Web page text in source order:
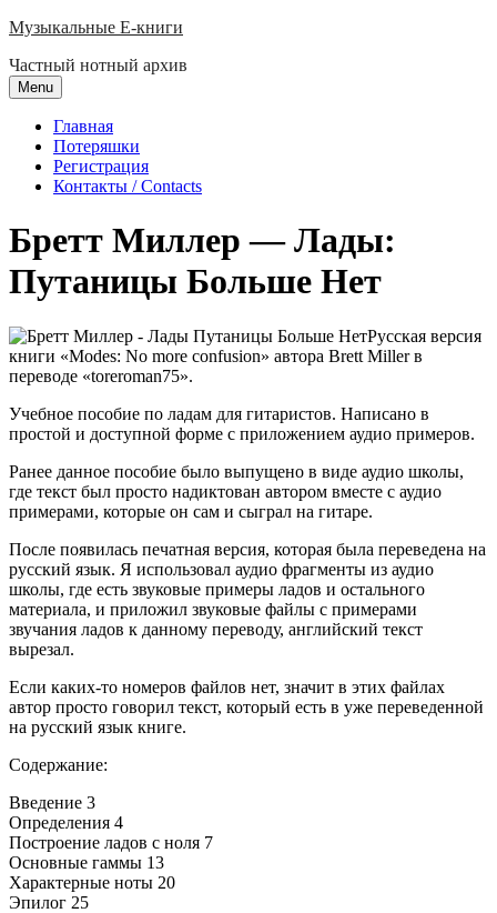
Skip
content
Музыкальные E-книги
Частный нотный архив
Menu
Главная
Потеряшки
Регистрация
Контакты / Contacts
Бретт Миллер — Лады:
Путаницы Больше Нет
Русская версия
книги «Modes: No more confusion» автора Brett Miller в
переводе «toreroman75».
Учебное пособие по ладам для гитаристов. Написано в
простой и доступной форме с приложением аудио примеров.
Ранее данное пособие было выпущено в виде аудио школы,
где текст был просто надиктован автором вместе с аудио
примерами, которые он сам и сыграл на гитаре.
После появилась печатная версия, которая была переведена на
русский язык. Я использовал аудио фрагменты из аудио
школы, где есть звуковые примеры ладов и остального
материала, и приложил звуковые файлы с примерами
звучания ладов к данному переводу, английский текст
вырезал.
Если каких-то номеров файлов нет, значит в этих файлах
автор просто говорил текст, который есть в уже переведенной
на русский язык книге.
Содержание:
Введение 3
Определения 4
Построение ладов с ноля 7
Основные гаммы 13
Характерные ноты 20
Эпилог 25